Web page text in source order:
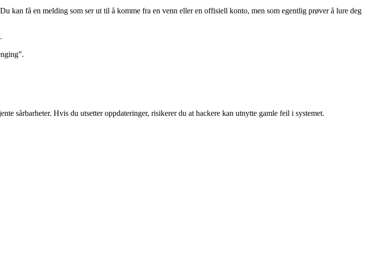
kan få en melding som ser ut til å komme fra en venn eller en offisiell konto, men som egentlig prøver å lure deg
sårbarheter. Hvis du utsetter oppdateringer, risikerer du at hackere kan utnytte gamle feil i systemet.